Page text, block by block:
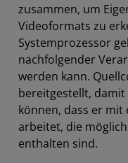
zusammen, um
Videoformats zu
Systemprozessor
nachfolgender
werden kann.
bereitgestellt, damit
können, dass er mit
arbeitet, die
enthalten sind.